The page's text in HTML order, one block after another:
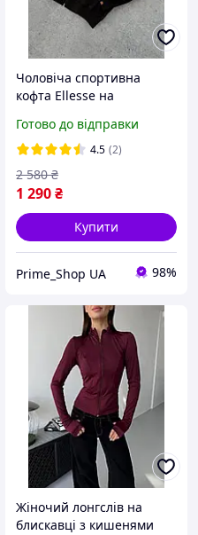
Чоловіча спортивна
кофта Ellesse на
еллесе чорна біла еліс
весна осінь Туреччина
Модна турецька двунитка
Готово до відправки
4.5 (2)
1 290₴
2 580 ₴
Купити
Prime_Shop UA 98%
Жіночий лонгслів на
блискавці з кишенями